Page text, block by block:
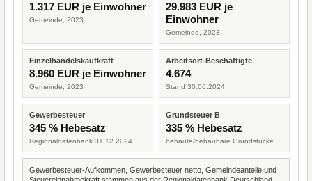
1.317 EUR je Einwohner
Gemeinde, 2023
29.983 EUR je
Einwohner
Gemeinde, 2023
Einzelhandelskaufkraft
8.960 EUR je Einwohner
Gemeinde, 2023
Arbeitsort-Beschäftigte
4.674
Stand 30.06.2024
Gewerbesteuer
345 % Hebesatz
Regionaldatenbank 31.12.2024
Grundsteuer B
335 % Hebesatz
bebaute/bebaubare Grundstücke
Gewerbesteuer-Aufkommen, Gewerbesteuer netto, Gemeindeanteile und